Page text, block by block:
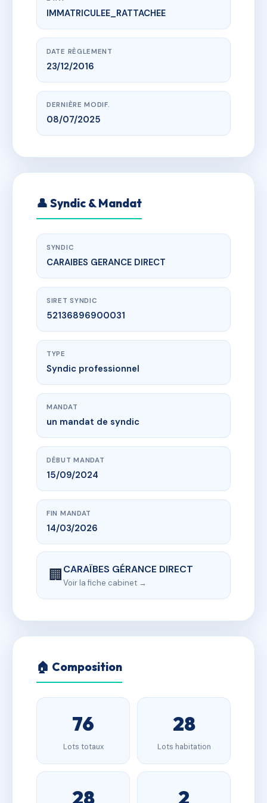
www.vme.plus/AH5714308
TALIA
imp campeche, 97232 Le Lamentin
IMMATRICULEE_RATTACHEE
DATE RÈGLEMENT
23/12/2016
DERNIÈRE MODIF.
08/07/2025
👤 Syndic & Mandat
SYNDIC
CARAIBES GERANCE DIRECT
SIRET SYNDIC
52136896900031
TYPE
Syndic professionnel
MANDAT
un mandat de syndic
DÉBUT MANDAT
15/09/2024
FIN MANDAT
14/03/2026
🏢CARAÏBES GÉRANCE DIRECT
Voir la fiche cabinet →
🏠 Composition
76
Lots totaux
28
Lots habitation
28 2